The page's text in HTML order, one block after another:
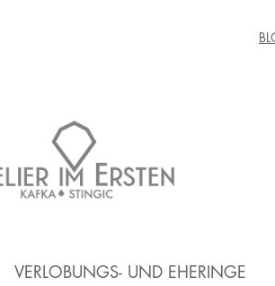
VERLOBUNGS- UND EHERINGE